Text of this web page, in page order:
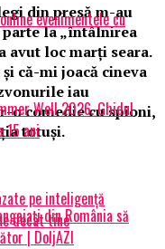
din presă m-au
parte la „întâlnirea
avut loc marți seara.
că-mi joacă cineva
iau
o comedie cu spioni,
totuși.
din România să
| DoljAZI
evenimentele cu
Well 2026. Ghidul
15 ani
pe inteligență
decât tine